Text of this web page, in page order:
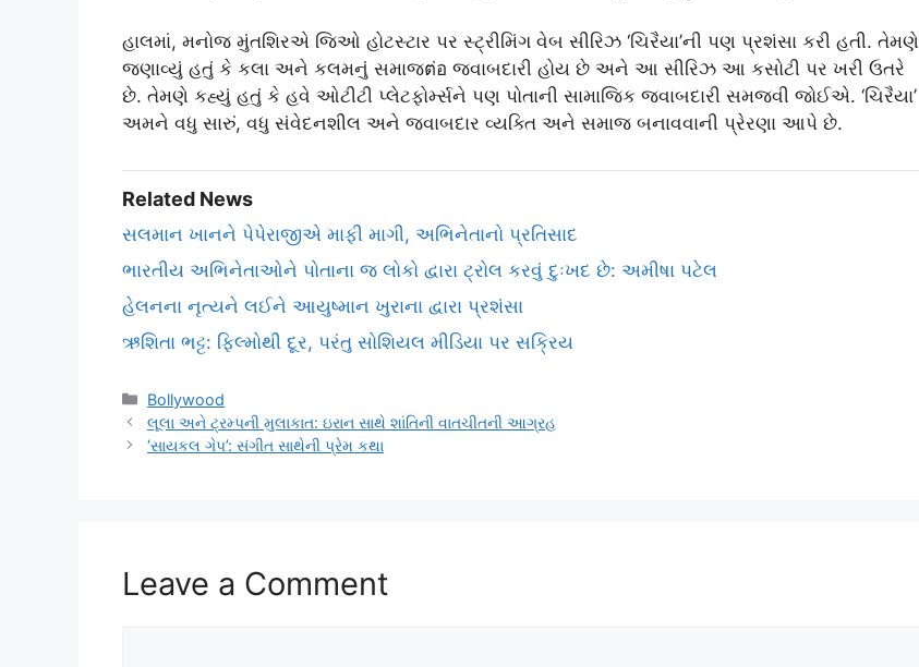
હાલમાં, મનોજ મુંતશિરએ જિઓ હોટસ્ટાર પર સ્ટ્રીમિંગ વેબ સીરિઝ ‘ચિરૈયા’ની પણ પ્રશંસા કરી હતી. તેમણે
જણાવ્યું હતું કે કલા અને કલમનું સમાજต่อ જવાબદારી હોય છે અને આ સીરિઝ આ કસોટી પર ખરી ઉતરે
છે. તેમણે કહ્યું હતું કે હવે ઓટીટી પ્લેટફોર્મ્સને પણ પોતાની સામાજિક જવાબદારી સમજવી જોઈએ. ‘ચિરૈયા’
અમને વધુ સારું, વધુ સંવેદનશીલ અને જવાબદાર વ્યક્તિ અને સમાજ બનાવવાની પ્રેરણા આપે છે.
Related News
સલમાન ખાનને પેપેરાજીએ માફી માગી, અભિનેતાનો પ્રતિસાદ
ભારતીય અભિનેતાઓને પોતાના જ લોકો દ્વારા ટ્રોલ કરવું દુઃખદ છે: અમીષા પટેલ
હેલનના નૃત્યને લઈને આયુષ્માન ખુરાના દ્વારા પ્રશંસા
ઋશિતા ભટ્ટ: ફિલ્મોથી દૂર, પરંતુ સોશિયલ મીડિયા પર સક્રિય
Categories
Bollywood
લૂલા અને ટ્રમ્પની મુલાકાત: ઇરાન સાથે શાંતિની વાતચીતની આગ્રહ
‘સાયકલ ગેપ’: સંગીત સાથેની પ્રેમ કથા
Leave a Comment